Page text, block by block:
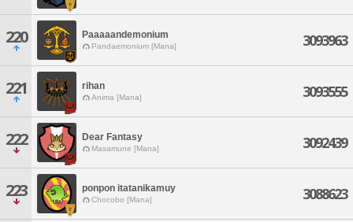
220 Paaaaandemonium
Pandaemonium [Mana] 3093963
221 rihan
Anima [Mana] 3093555
222 Dear Fantasy
Masamune [Mana] 3092439
223 ponpon itatanikamuy
Chocobo [Mana] 3088623